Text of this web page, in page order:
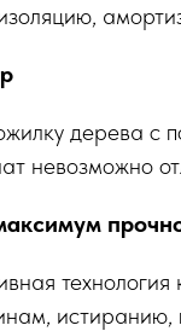
дерева с
невозможно